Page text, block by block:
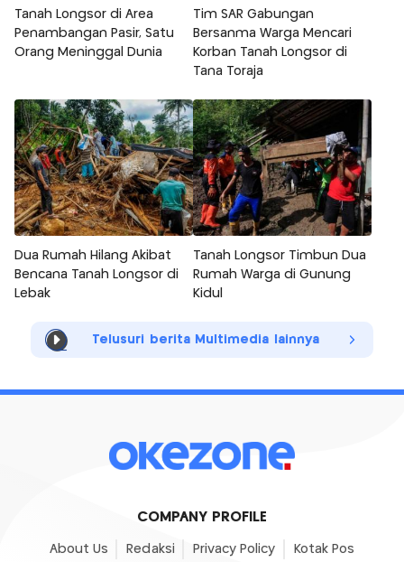
Tanah Longsor di Area
Penambangan Pasir, Satu
Orang Meninggal Dunia
Tim SAR Gabungan
Bersanma Warga Mencari
Korban Tanah Longsor di
Tana Toraja
Dua Rumah Hilang Akibat
Bencana Tanah Longsor di
Lebak
Tanah Longsor Timbun Dua
Rumah Warga di Gunung
Kidul
Telusuri berita Multimedia lainnya
COMPANY PROFILE
About Us Redaksi Privacy Policy Kotak Pos